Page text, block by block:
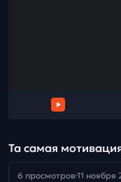
Та самая
6 просмотров 11 ноября